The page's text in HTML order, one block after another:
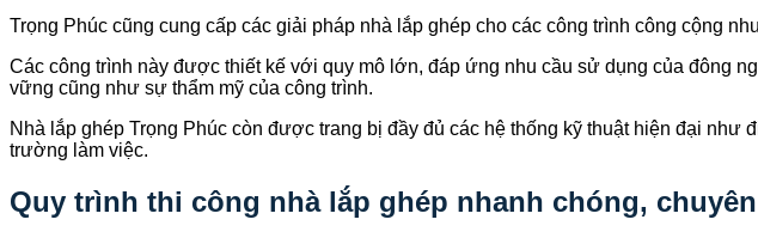
Trọng Phúc cũng cung cấp các giải pháp nhà lắp ghép cho các công trình công cộng
Các công trình này được thiết kế với quy mô lớn, đáp ứng nhu cầu sử dụng của đông
vững cũng như sự thẩm mỹ của công trình.
Nhà lắp ghép Trọng Phúc còn được trang bị đầy đủ các hệ thống kỹ thuật hiện đại
trường làm việc.
Quy trình thi công nhà lắp ghép nhanh chóng,